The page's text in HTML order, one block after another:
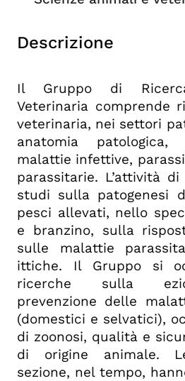
Descrizione
Il Gruppo di
Veterinaria comprende
veterinaria, nei settori
anatomia patologica,
malattie infettive,
parassitarie. L’attività
studi sulla patogenesi
pesci allevati, nello
e branzino, sulla
sulle malattie
ittiche. Il Gruppo si
ricerche sulla
prevenzione delle
(domestici e selvatici),
di zoonosi, qualità e
di origine animale.
sezione, nel tempo,